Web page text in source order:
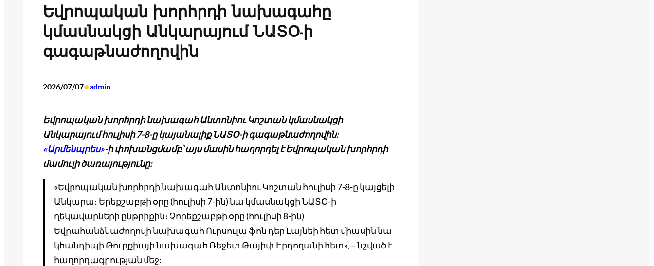
Եվրոպական խորհրդի նախագահը
կմասնակցի Անկարայում ՆԱՏՕ-ի
գագաթնաժողովին
2026/07/07•admin
Եվրոպական խորհրդի նախագահ Անտոնիու Կոշտան կմասնակցի
Անկարայում հուլիսի 7-8-ը կայանալիք ՆԱՏՕ-ի գագաթնաժողովին:
«Արմենպրես»-ի փոխանցմամբ՝ այս մասին հաղորդել է Եվրոպական խորհրդի
մամուլի ծառայությունը:
«Եվրոպական խորհրդի նախագահ Անտոնիու Կոշտան հուլիսի 7-8-ը կայցելի
Անկարա։ Երեքշաբթի օրը (հուլիսի 7-ին) նա կմասնակցի ՆԱՏՕ-ի
ղեկավարների ընթրիքին։ Չորեքշաբթի օրը (հուլիսի 8-ին)
Եվրահանձնաժողովի նախագահ Ուրսուլա ֆոն դեր Լայնեի հետ միասին նա
կհանդիպի Թուրքիայի նախագահ Ռեջեփ Թայիփ Էրդողանի հետ», – նշված է
հաղորդագրության մեջ: